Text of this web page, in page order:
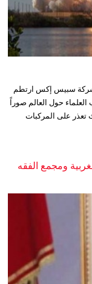
تائهاً من صاروخ فالكون 9 تابع لشركة سبيس إكس ارتطم
حول العالم صوراً
تعذر على المركبات
ومجمع الفقه